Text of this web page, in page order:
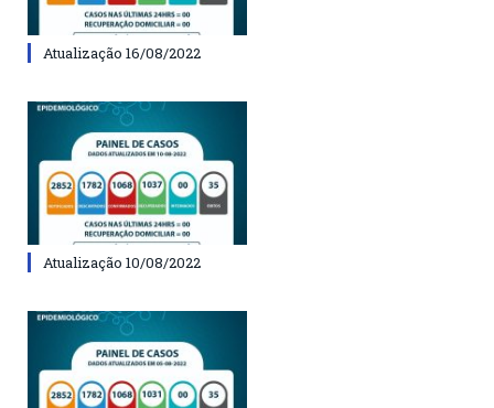
Atualização 16/08/2022
Atualização 10/08/2022